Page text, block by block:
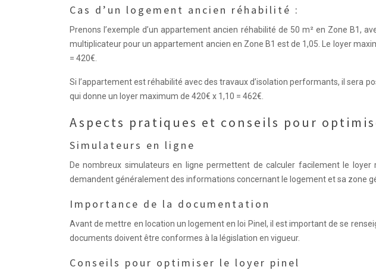
Cas d’un logement ancien réhabilité :
Prenons l’exemple d’un appartement ancien réhabilité de 50 m² en Zone B1,
multiplicateur pour un appartement ancien en Zone B1 est de 1,05. Le loyer
= 420€.
Si l’appartement est réhabilité avec des travaux d’isolation performants, il sera
qui donne un loyer maximum de 420€ x 1,10 = 462€.
Aspects pratiques et conseils pour
Simulateurs en ligne
De nombreux simulateurs en ligne permettent de calculer facilement le
demandent généralement des informations concernant le logement et sa zone
Importance de la documentation
Avant de mettre en location un logement en loi Pinel, il est important de se
documents doivent être conformes à la législation en vigueur.
Conseils pour optimiser le loyer pinel